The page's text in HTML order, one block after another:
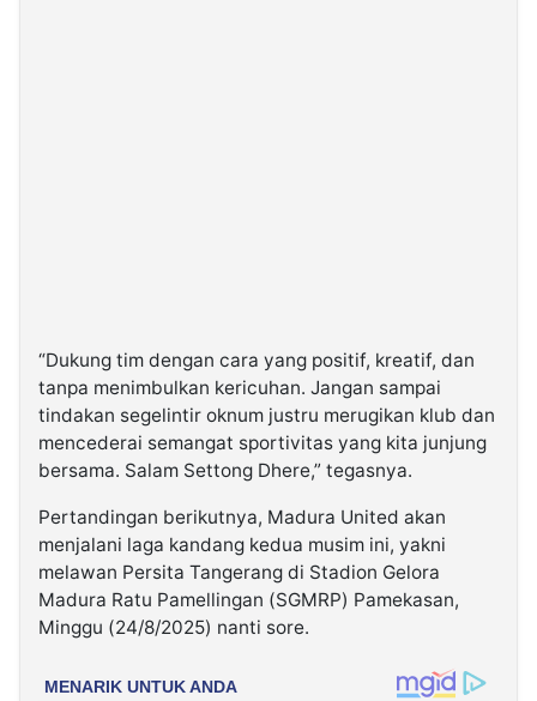
“Dukung tim dengan cara yang positif, kreatif, dan
tanpa menimbulkan kericuhan. Jangan sampai
tindakan segelintir oknum justru merugikan klub dan
mencederai semangat sportivitas yang kita junjung
bersama. Salam Settong Dhere,” tegasnya.
Pertandingan berikutnya, Madura United akan
menjalani laga kandang kedua musim ini, yakni
melawan Persita Tangerang di Stadion Gelora
Madura Ratu Pamellingan (SGMRP) Pamekasan,
Minggu (24/8/2025) nanti sore.